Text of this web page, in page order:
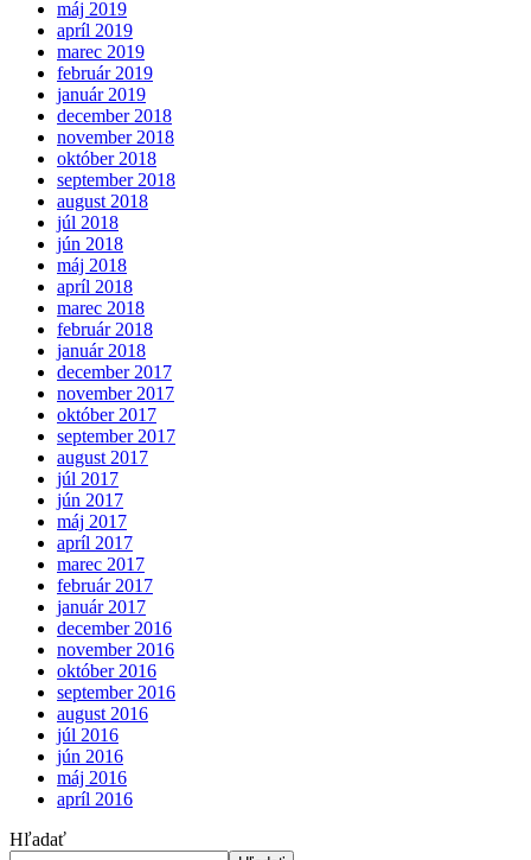
máj 2019
apríl 2019
marec 2019
február 2019
január 2019
december 2018
november 2018
október 2018
september 2018
august 2018
júl 2018
jún 2018
máj 2018
apríl 2018
marec 2018
február 2018
január 2018
december 2017
november 2017
október 2017
september 2017
august 2017
júl 2017
jún 2017
máj 2017
apríl 2017
marec 2017
február 2017
január 2017
december 2016
november 2016
október 2016
september 2016
august 2016
júl 2016
jún 2016
máj 2016
apríl 2016
Hľadať